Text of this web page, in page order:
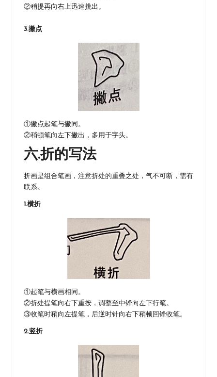
②稍提再向右上迅速挑出。
3.撇点
①撇点起笔与撇同。
②稍顿笔向左下撇出，多用于字头。
六.折的写法
折画是组合笔画，注意折处的重叠之处，气不可断，需有
联系。
1.横折
①起笔与横画相同。
②折处提笔向右下重按，调整至中锋向左下行笔。
③收笔时稍向左提笔，后逆时针向右下稍顿回锋收笔。
2.竖折